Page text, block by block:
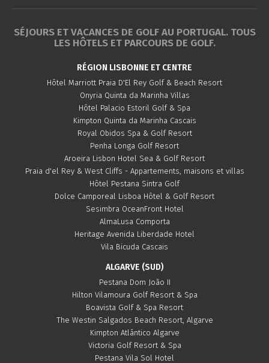
SÉJOURS ET VACANCES DE GOLF AU PORTUGAL. TOUS
LES HÔTELS ET PARCOURS DE GOLF.
RÉGION LISBONNE ET CENTRE
Hôtel Marriott Praia D'El Rey Golf & Beach Resort
Onyria Quinta da Marinha Villas
Hôtel Palacio Estoril Golf & Spa
Kimpton Quinta da Marinha Cascais
Royal Obidos Spa & Golf Resort
Penha Longa Golf Resort
Aroeira Lisbon Hotel Sea & Golf Resort
Praia d'el Rey & West Cliffs - Appartements, maisons et villas
Hôtel Pestana Sintra Golf
Dolce Camporeal Lisboa Hôtel & Golf Resort
Sesimbra OceanFront Hotel
AlmaLusa Comporta
Heritage Avenida Liberdade Hotel
Vila Bicuda Cascais
ALGARVE (SUD)
Pestana Dom João II
Hilton Vilamoura Golf Resort & Spa
Boavista Golf & Spa Resort
The Westin Salgados Beach Resort, Algarve
Kimpton Atlântico Algarve
Victoria Golf Resort & Spa
Pestana Vila Sol Hotel